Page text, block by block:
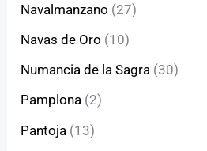
Navalmanzano (27)
Navas de Oro (10)
Numancia de la Sagra (30)
Pamplona (2)
Pantoja (13)